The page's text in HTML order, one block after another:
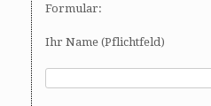
Formular:
Ihr Name (Pflichtfeld)